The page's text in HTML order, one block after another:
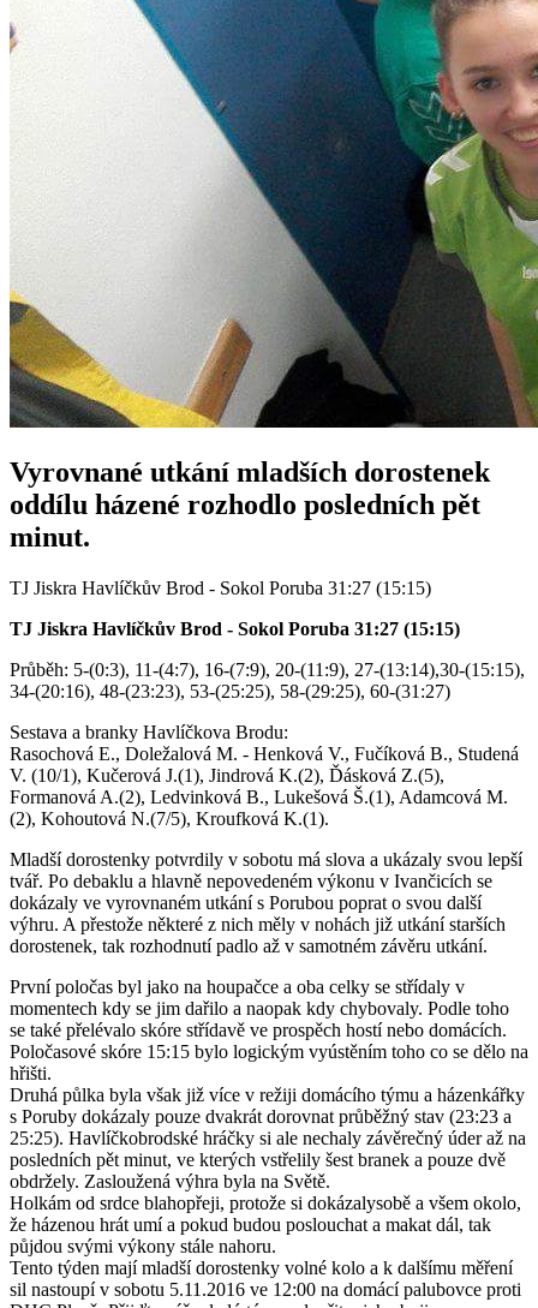
Vyrovnané utkání mladších dorostenek
oddílu házené rozhodlo posledních pět
minut.
TJ Jiskra Havlíčkův Brod - Sokol Poruba 31:27 (15:15)
TJ Jiskra Havlíčkův Brod - Sokol Poruba 31:27 (15:15)
Průběh: 5-(0:3), 11-(4:7), 16-(7:9), 20-(11:9), 27-(13:14),30-(15:15),
34-(20:16), 48-(23:23), 53-(25:25), 58-(29:25), 60-(31:27)
Sestava a branky Havlíčkova Brodu:
Rasochová E., Doležalová M. - Henková V., Fučíková B., Studená
V. (10/1), Kučerová J.(1), Jindrová K.(2), Ďásková Z.(5),
Formanová A.(2), Ledvinková B., Lukešová Š.(1), Adamcová M.
(2), Kohoutová N.(7/5), Kroufková K.(1).
Mladší dorostenky potvrdily v sobotu má slova a ukázaly svou lepší
tvář. Po debaklu a hlavně nepovedeném výkonu v Ivančicích se
dokázaly ve vyrovnaném utkání s Porubou poprat o svou další
výhru. A přestože některé z nich měly v nohách již utkání starších
dorostenek, tak rozhodnutí padlo až v samotném závěru utkání.
První poločas byl jako na houpačce a oba celky se střídaly v
momentech kdy se jim dařilo a naopak kdy chybovaly. Podle toho
se také přelévalo skóre střídavě ve prospěch hostí nebo domácích.
Poločasové skóre 15:15 bylo logickým vyústěním toho co se dělo na
hřišti.
Druhá půlka byla však již více v režiji domácího týmu a házenkářky
s Poruby dokázaly pouze dvakrát dorovnat průběžný stav (23:23 a
25:25). Havlíčkobrodské hráčky si ale nechaly závěrečný úder až na
posledních pět minut, ve kterých vstřelily šest branek a pouze dvě
obdržely. Zasloužená výhra byla na Světě.
Holkám od srdce blahopřeji, protože si dokázalysobě a všem okolo,
že házenou hrát umí a pokud budou poslouchat a makat dál, tak
půjdou svými výkony stále nahoru.
Tento týden mají mladší dorostenky volné kolo a k dalšímu měření
sil nastoupí v sobotu 5.11.2016 ve 12:00 na domácí palubovce proti